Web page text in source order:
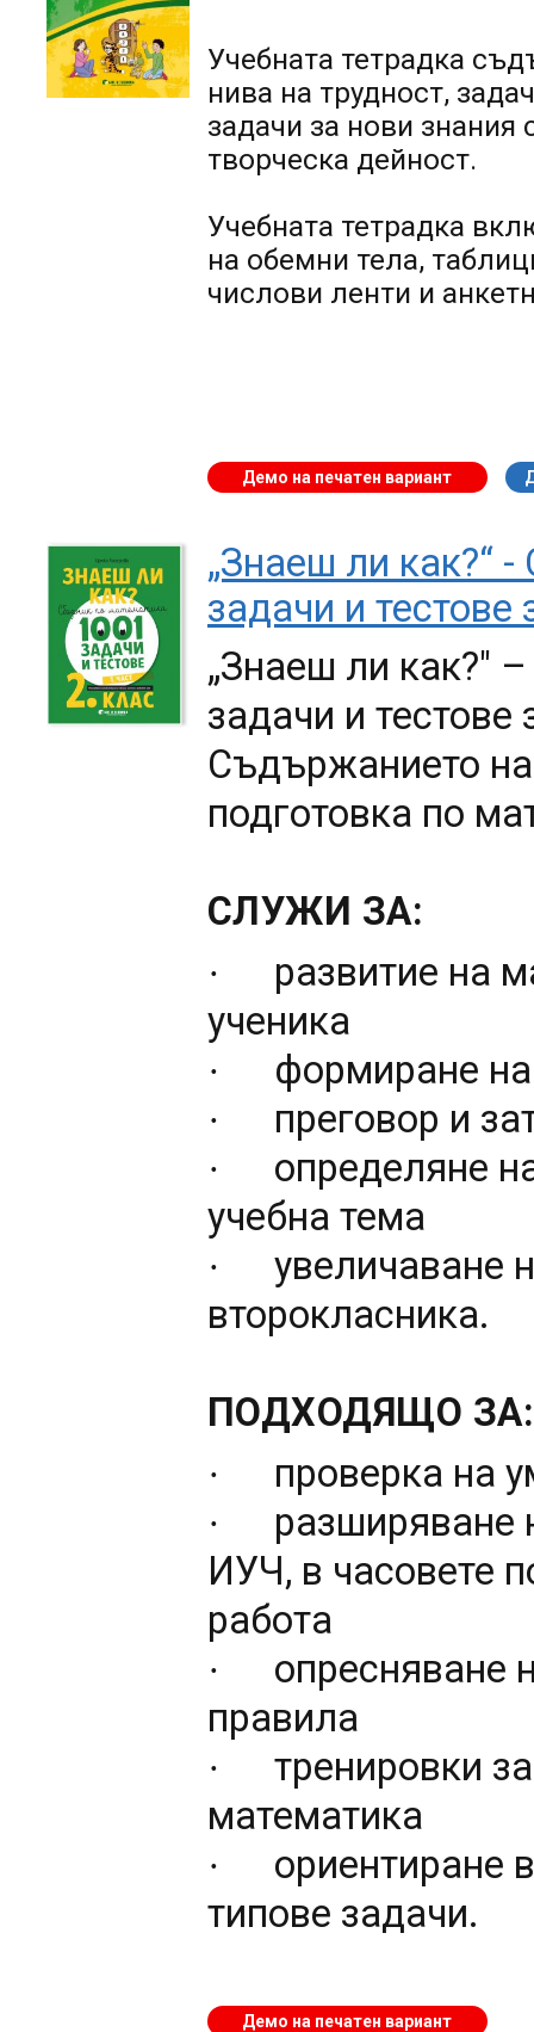
Учебната тетрадка
нива на трудност,
задачи за нови знания
творческа дейност.
Учебната тетрадка
на обемни тела,
числови ленти и
Демо на печатен вариант
„Знаеш ли как?“
задачи и тестове
„Знаеш ли как?"
задачи и тестове
Съдържанието
подготовка по
СЛУЖИ ЗА:
·
развитие на
ученика
· формиране
· преговор и
·
определяне
учебна тема
·
увеличаване
второкласника.
ПОДХОДЯЩО ЗА:
· проверка на
·
разширяване
ИУЧ, в часовете
работа
·
опресняване
правила
·
тренировки
математика
·
ориентиране
типове задачи.
Демо на печатен вариант